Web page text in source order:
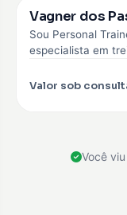
Vagner dos
Sou Personal
especialista em
Valor sob
Você